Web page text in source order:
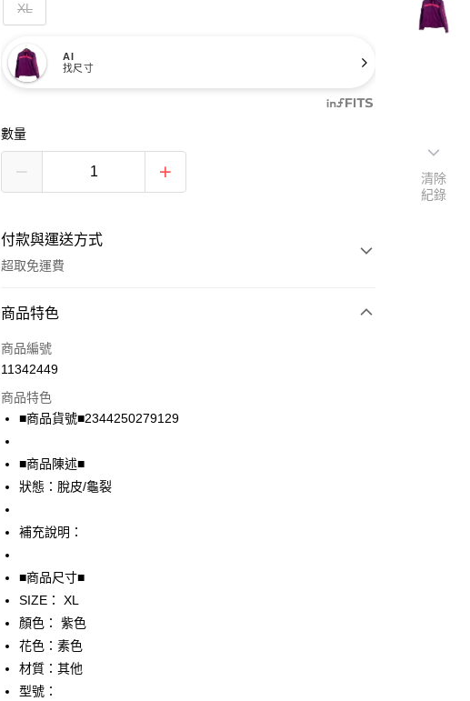
XL
AI
找尺寸
數量
付款與運送方式
超取免運費
付款方式
信用卡一次付款
LINE Pay
Apple Pay
街口支付
悠遊付
AFTEE先享後付
相關說明
【關於「AFTEE先享後付」】
AFTEE先享後付是「在收到商品之後才付款」的支付方式。 讓您購物簡單
便利好安心！
１．簡單：不需註冊會員、不需綁卡、不需儲值。
２．便利：只要手機號碼，簡訊認證，即可結帳。
運送方式
全家取貨付款
商品特色
商品編號
11342449
商品特色
■商品貨號■2344250279129
■商品陳述■
狀態：脫皮/龜裂
補充說明：
■商品尺寸■
SIZE： XL
顏色： 紫色
花色：素色
材質：其他
型號：
清除
紀錄